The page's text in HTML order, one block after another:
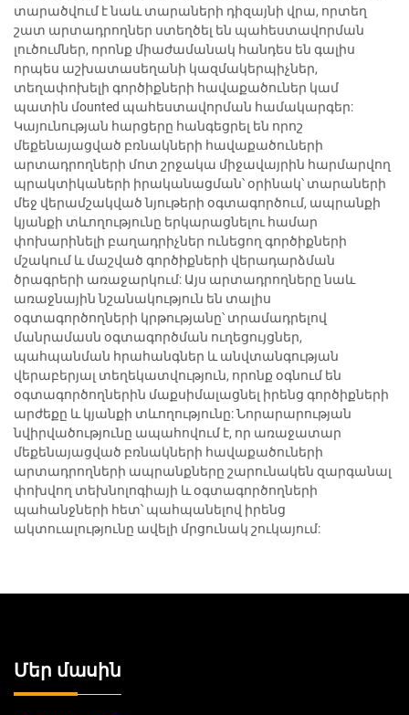
տարածվում է նաև տարաների դիզայնի վրա, որտեղ
շատ արտադրողներ ստեղծել են պահեստավորման
լուծումներ, որոնք միաժամանակ հանդես են գալիս
որպես աշխատասեղանի կազմակերպիչներ,
տեղափոխելի գործիքների հավաքածուներ կամ
պատին մounted պահեստավորման համակարգեր:
Կայունության հարցերը հանգեցրել են որոշ
մեքենայացված բռնակների հավաքածուների
արտադրողների մոտ շրջակա միջավայրին հարմարվող
պրակտիկաների իրականացման՝ օրինակ՝ տարաների
մեջ վերամշակված նյութերի օգտագործում, ապրանքի
կյանքի տևողությունը երկարացնելու համար
փոխարինելի բաղադրիչներ ունեցող գործիքների
մշակում և մաշված գործիքների վերադարձման
ծրագրերի առաջարկում: Այս արտադրողները նաև
առաջնային նշանակություն են տալիս
օգտագործողների կրթությանը՝ տրամադրելով
մանրամասն օգտագործման ուղեցույցներ,
պահպանման հրահանգներ և անվտանգության
վերաբերյալ տեղեկատվություն, որոնք օգնում են
օգտագործողներին մաքսիմալացնել իրենց գործիքների
արժեքը և կյանքի տևողությունը: Նորարարության
նվիրվածությունը ապահովում է, որ առաջատար
մեքենայացված բռնակների հավաքածուների
արտադրողների ապրանքները շարունակեն զարգանալ
փոխվող տեխնոլոգիայի և օգտագործողների
պահանջների հետ՝ պահպանելով իրենց
ակտուալությունը ավելի մրցունակ շուկայում:
Մեր մասին